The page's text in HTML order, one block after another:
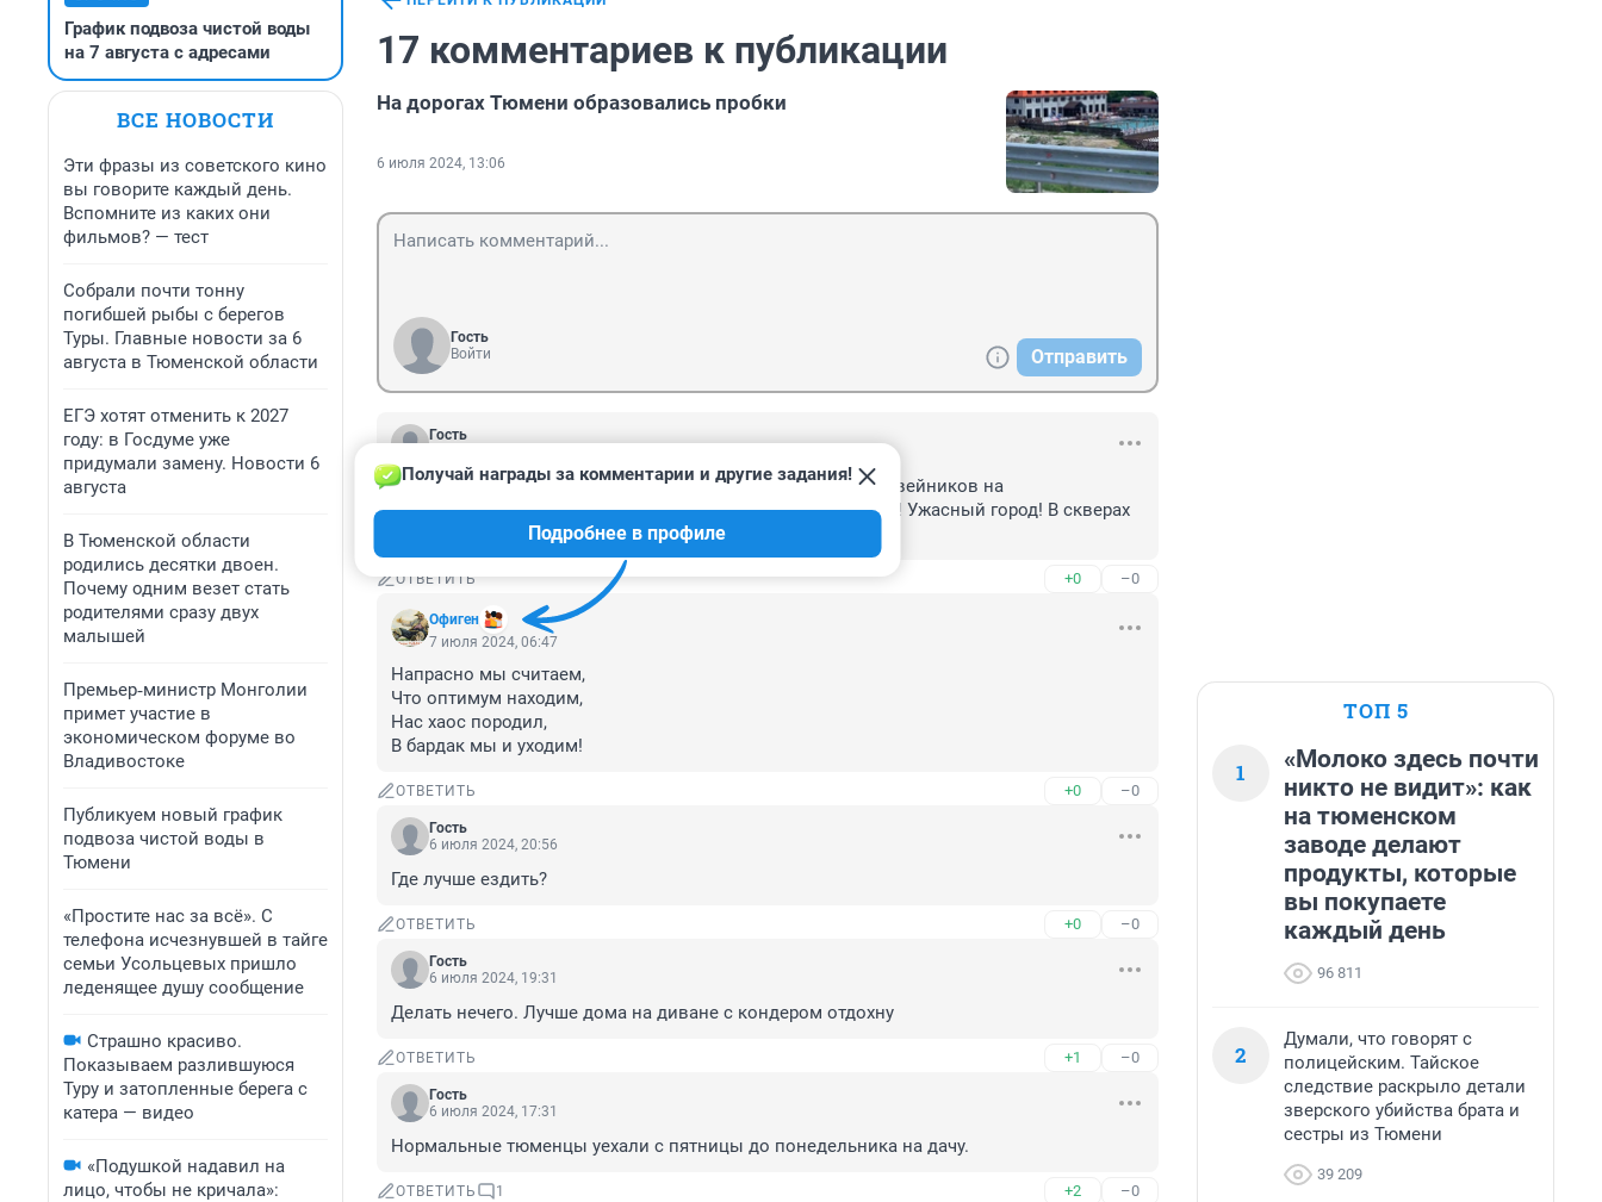
График подвоза чистой воды
на 7 августа с адресами
ВСЕ НОВОСТИ
Эти фразы из советского кино
вы говорите каждый день.
Вспомните из каких они
фильмов? — тест
Собрали почти тонну
погибшей рыбы с берегов
Туры. Главные новости за 6
августа в Тюменской области
ЕГЭ хотят отменить к 2027
году: в Госдуме уже
придумали замену. Новости 6
августа
В Тюменской области
родились десятки двоен.
Почему одним везет стать
родителями сразу двух
малышей
Премьер‑министр Монголии
примет участие в
экономическом форуме во
Владивостоке
Публикуем новый график
подвоза чистой воды в
Тюмени
«Простите нас за всё». С
телефона исчезнувшей в тайге
семьи Усольцевых пришло
леденящее душу сообщение
Страшно красиво.
Показываем разлившуюся
Туру и затопленные берега с
катера — видео
«Подушкой надавил на
лицо, чтобы не кричала»:
17 комментариев к публикации
На дорогах Тюмени образовались пробки
6 июля 2024, 13:06
Гость
Войти
Отправить
Гость
Город не комфортный для проживания! Понастроили человейников на
одномквадратномметре! Утром в пробку, вечером в пробку! Ужасный город! В скверах
не протолкнуться!
ОТВЕТИТЬ +0 –0
Офиген
Получай награды за комментарии и другие задания!
Подробнее в профиле
7 июля 2024, 06:47
Напрасно мы считаем,
Что оптимум находим,
Нас хаос породил,
В бардак мы и уходим!
ОТВЕТИТЬ +0 –0
Гость
6 июля 2024, 20:56
Где лучше ездить?
ОТВЕТИТЬ +0 –0
Гость
6 июля 2024, 19:31
Делать нечего. Лучше дома на диване с кондером отдохну
ОТВЕТИТЬ +1 –0
Гость
6 июля 2024, 17:31
Нормальные тюменцы уехали с пятницы до понедельника на дачу.
ОТВЕТИТЬ 1 +2 –0
ТОП 5
1
«Молоко здесь почти
никто не видит»: как
на тюменском
заводе делают
продукты, которые
вы покупаете
каждый день
96 811
2
Думали, что говорят с
полицейским. Тайское
следствие раскрыло детали
зверского убийства брата и
сестры из Тюмени
39 209